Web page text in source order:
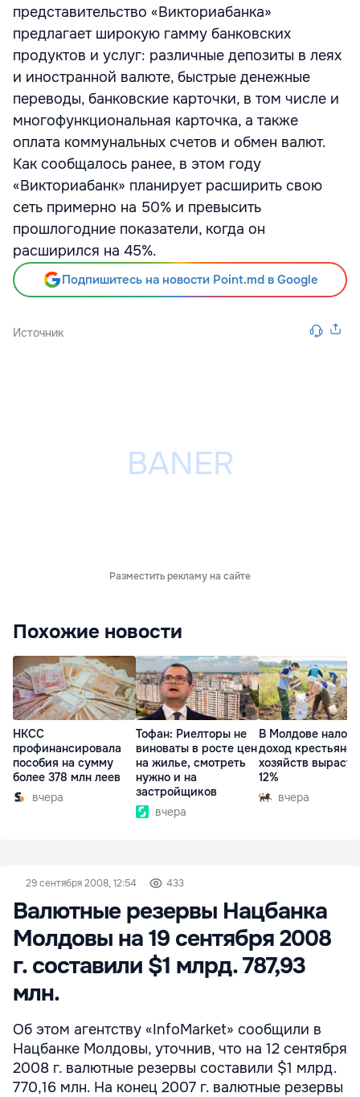
представительство «Викториабанка»
предлагает широкую гамму банковских
продуктов и услуг: различные депозиты в леях
и иностранной валюте, быстрые денежные
переводы, банковские карточки, в том числе и
многофункциональная карточка, а также
оплата коммунальных счетов и обмен валют.
Как сообщалось ранее, в этом году
«Викториабанк» планирует расширить свою
сеть примерно на 50% и превысить
прошлогодние показатели, когда он
расширился на 45%.
Подпишитесь на новости Point.md в Google
Источник
Разместить рекламу на сайте
Похожие новости
НКСС
профинансировала
пособия на сумму
более 378 млн леев
вчера
Тофан: Риелторы не
виноваты в росте цен
на жилье, смотреть
нужно и на
застройщиков
вчера
В Молдове налог
доход
хозяйств
12%
вчера
29 сентября 2008, 12:54 433
Валютные резервы Нацбанка
Молдовы на 19 сентября 2008
г. составили $1 млрд. 787,93
млн.
Об этом агентству «InfoMarket» сообщили в
Нацбанке Молдовы, уточнив, что на 12 сентября
2008 г. валютные резервы составили $1 млрд.
770,16 млн. На конец 2007 г. валютные резервы